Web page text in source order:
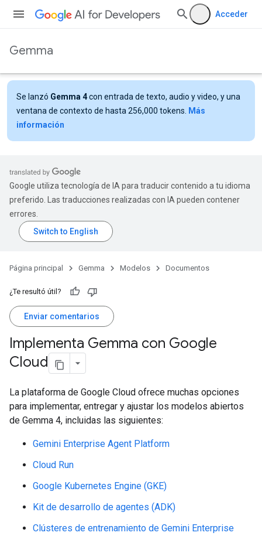
Acceder
Gemma
Se lanzó Gemma 4con entrada de texto, audio y video, y una
ventana de contexto de hasta 256,000 tokens.
Más
información
Google utiliza tecnología de IA para traducir contenido a tu idioma
preferido. Las traducciones realizadas con IA pueden contener
errores.
Página principal Gemma Modelos Documentos
¿Te resultó útil?
Enviar comentarios
Implementa Gemma con Google
Cloud
La plataforma de Google Cloud ofrece muchas opciones
para implementar, entregar y ajustar los modelos abiertos
de Gemma 4, incluidas las siguientes:
Gemini Enterprise Agent Platform
Cloud Run
Google Kubernetes Engine (GKE)
Kit de desarrollo de agentes (ADK)
Clústeres de entrenamiento de Gemini Enterprise